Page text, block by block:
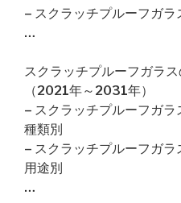
– スクラッチプルーフガ
…
スクラッチプルーフガラ
（2021年～2031年）
– スクラッチプルーフガラ
種類別
– スクラッチプルーフガラ
用途別
…